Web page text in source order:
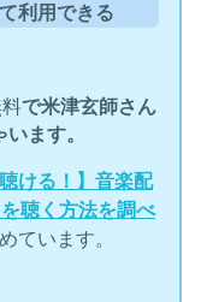
利用できる
で米津玄師さん
ます。
ける！】音楽配
聴く方法を調べ
ています。